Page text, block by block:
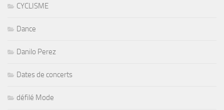
CYCLISME
Dance
Danilo Perez
Dates de concerts
défilé Mode